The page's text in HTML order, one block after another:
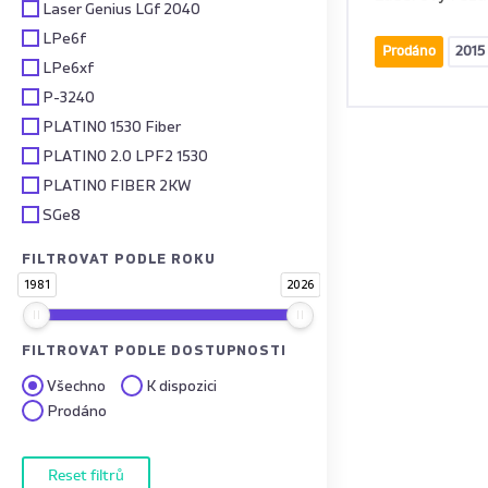
Laser Genius LGf 2040
LPe6f
LPe6xf
P-3240
PLATINO 1530 Fiber
PLATINO 2.0 LPF2 1530
PLATINO FIBER 2KW
SGe8
FILTROVAT PODLE ROKU
1981 2026
FILTROVAT PODLE DOSTUPNOSTI
Všechno
K dispozici
Prodáno
Reset filtrů
Prodáno 2015